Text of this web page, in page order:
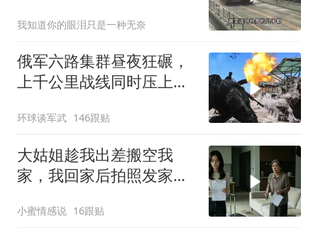
我知道你的眼泪只是一种无奈
俄军六路集群昼夜狂碾，
上千公里战线同时压上，
制打残
环球谈军武 146跟贴
大姑姐趁我出差搬空我
家，我回家后拍照发家族
小蜜情感说 16跟贴